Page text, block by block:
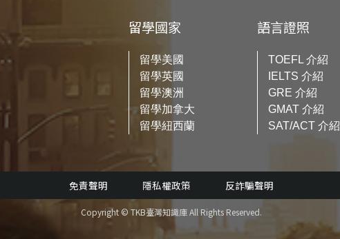
留學國家
留學美國
留學英國
留學澳洲
留學加拿大
留學紐西蘭
語言證照
TOEFL 介紹
IELTS 介紹
GRE 介紹
GMAT 介紹
SAT/ACT 介紹
免責聲明 隱私權政策 反詐騙聲明
Copyright © TKB臺灣知識庫 All Rights Reserved.